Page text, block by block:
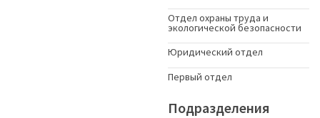
Отдел охраны труда и
экологической безопасности
Юридический отдел
Первый отдел
Подразделения